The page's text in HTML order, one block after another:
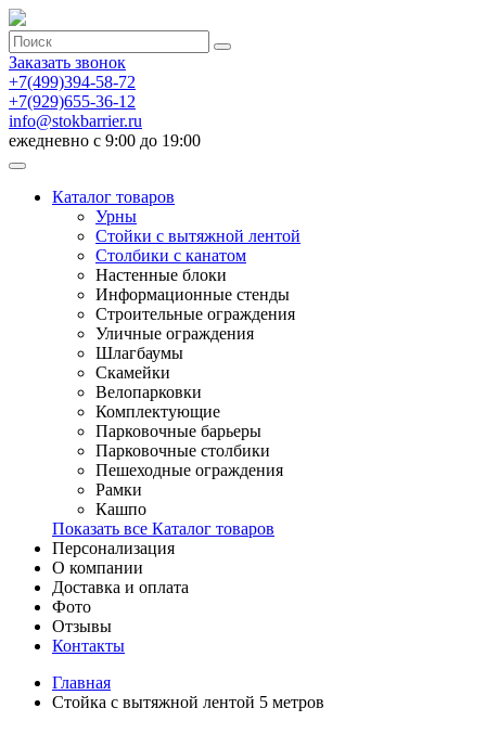
Заказать звонок
+7(499)394-58-72
+7(929)655-36-12
info@stokbarrier.ru
ежедневно с 9:00 до 19:00
Каталог товаров
Урны
Стойки с вытяжной лентой
Столбики с канатом
Настенные блоки
Информационные стенды
Строительные ограждения
Уличные ограждения
Шлагбаумы
Скамейки
Велопарковки
Комплектующие
Парковочные барьеры
Парковочные столбики
Пешеходные ограждения
Рамки
Кашпо
Показать все Каталог товаров
Персонализация
О компании
Доставка и оплата
Фото
Отзывы
Контакты
Главная
Стойка с вытяжной лентой 5 метров